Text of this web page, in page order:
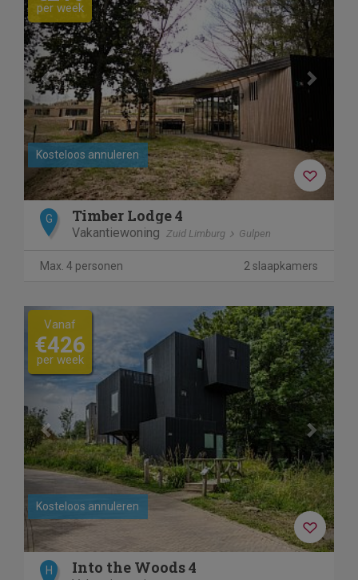
Kosteloos annuleren
per week
G Timber Lodge 4
Vakantiewoning Zuid Limburg Gulpen
Max. 4 personen 2 slaapkamers
Previous Next
Kosteloos annuleren
Vanaf
€426
per week
H Into the Woods 4